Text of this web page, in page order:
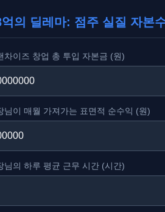
의 딜레마: 점주 실질 자본
차이즈 창업 총 투입 자본금 (원)
님이 매월 가져가는 표면적 순수익 (원)
님의 하루 평균 근무 시간 (시간)